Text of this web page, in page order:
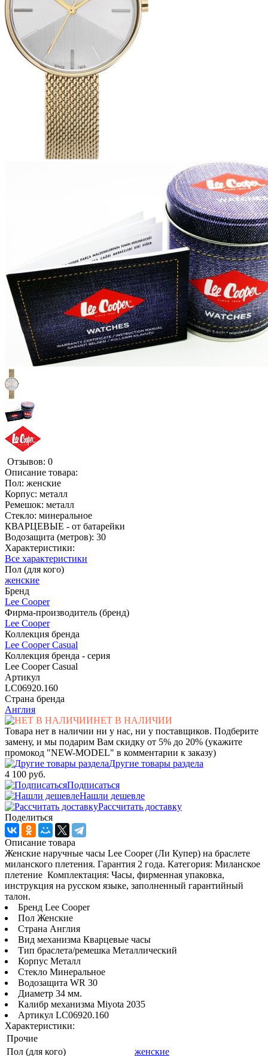
Отзывов: 0
Описание товара:
Пол: женские
Корпус: металл
Ремешок: металл
Стекло: минеральное
КВАРЦЕВЫЕ - от батарейки
Водозащита (метров): 30
Характеристики:
Все характеристики
Пол (для кого)
женские
Бренд
Lee Cooper
Фирма-производитель (бренд)
Lee Cooper
Коллекция бренда
Lee Cooper Casual
Коллекция бренда - серия
Lee Cooper Casual
Артикул
LC06920.160
Страна бренда
Англия
НЕТ В НАЛИЧИИ
Товара нет в наличии ни у нас, ни у поставщиков. Подберите
замену, и мы подарим Вам скидку от 5% до 20% (укажите
промокод "NEW-MODEL" в комментарии к заказу)
Другие товары раздела
4 100 руб.
Подписаться
Нашли дешевле
Рассчитать доставку
Поделиться
Описание товара
Женские наручные часы Lee Cooper (Ли Купер) на браслете
миланского плетения. Гарантия 2 года. Категория: Миланское
плетение Комплектация: Часы, фирменная упаковка,
инструкция на русском языке, заполненный гарантийный
талон.
Бренд Lee Cooper
Пол Женские
Страна Англия
Вид механизма Кварцевые часы
Тип браслета/ремешка Металлический
Корпус Металл
Стекло Минеральное
Водозащита WR 30
Диаметр 34 мм.
Калибр механизма Miyota 2035
Артикул LC06920.160
Характеристики:
Прочие
Пол (для кого)
женские